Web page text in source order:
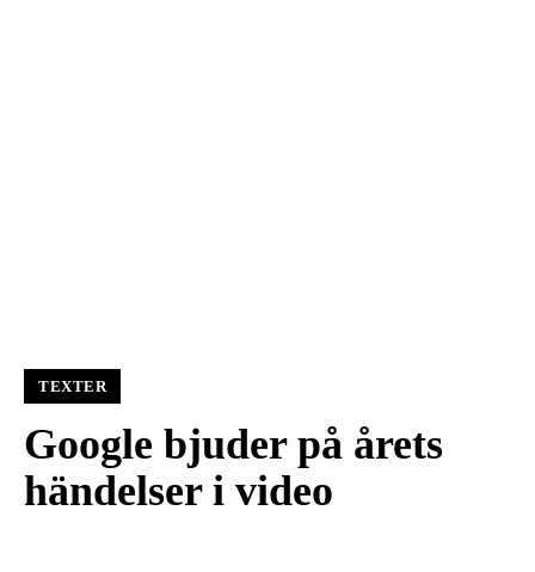
TEXTER
Google bjuder på årets
händelser i video